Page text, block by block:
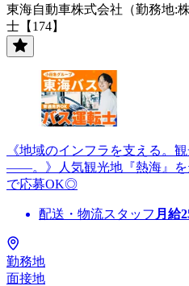
東海自動車株式会社（勤務地:
士【174】
《地域のインフラを支える。
――。》人気観光地『熱海』を
で応募OK◎
配送・物流スタッフ 月給
勤務地
面接地